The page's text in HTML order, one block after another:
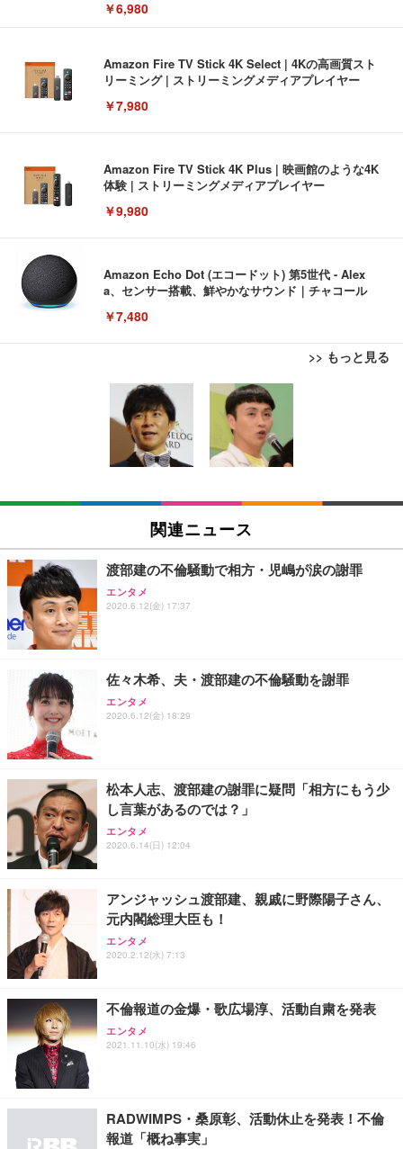
￥6,980
Amazon Fire TV Stick 4K Select | 4Kの高画質スト
リーミング | ストリーミングメディアプレイヤー
￥7,980
Amazon Fire TV Stick 4K Plus | 映画館のような4K
体験 | ストリーミングメディアプレイヤー
￥9,980
Amazon Echo Dot (エコードット) 第5世代 - Alex
a、センサー搭載、鮮やかなサウンド｜チャコール
￥7,480
>> もっと見る
[EdoErgo] オフィスチェア 椅子 テレワーク 疲れな
い 跳ね上げ式アームレスト コンパクト 約105度ロッ
キング pc 事務椅子 360度回転 座面昇降 強化ナイロ
ン樹脂ベース 通気性メッシュ 在宅ワーク H-WY01
(黒網+黒枠+黒足)
￥5,699
SIHOO B100 オフィスチェア／デスクチェア メッシ
ュチェア 人間工学 疲れない ブラック
￥27,999
Sezlife オフィスチェア デスクチェア 疲れない テレ
ョン PCチェア 通気性メッシュ ゲーミング/勉強/事
務用 おしゃれ パソコンチェア (ブラック)
Sezlife オフィスチェア デスクチェア 疲れない テレ
ワーク チェア 強化バックレスト 30度ロッキング機
務用 おしゃれ パソコンチェア (ホワイト)
ANDWINT オフィスチェア デスクチェア 肘なし メ
ッシュ 通気性 ランバーサポート付き 腰サポート ガ
ス圧無段階昇降 360度回転 キャスター付き コンパク
EIZO ビジネス向けプレミアムモニター | FlexScan
EV3240X-WT | 31.5型4K UHD・USB Type-C・ホワ
イト
￥105,595
EIZO ビジネス向けプレミアムモニター | FlexScan
￥109,572
【純正品】27"ゲーミングモニター DualSense 充電
【整備済み品】Dell E2724HS 27インチ 液晶モニタ
ー フルHD（1920×1080）VA 非光沢 HDMI/DisplayP
【MiniLED/24.5inch/280Hz/FHD】GRAPHT THE S
HOOTER Gaming Monitor 24” Essential ゲーミン
グモニター QD 24.5インチ 1ms FHD 量子ドット 残
Amazonベーシック ペットシーツ 薄型 レギュラー 1
回使い捨て 無香料 ホワイト 300枚
￥3,373
Amazonベーシック ペットシーツ 厚型 ワイド 42枚
x2袋(84枚) ホワイト(吸収面:ライトブルー)
￥3,234
ネオ・ルーライフ ネオ・オムツ L 中型犬用 26枚入
Smart Basic(スマートベーシック) 【Amazon.co.jp
限定】 Smart Basic アイリスオーヤマ ペットシーツ
アイリスオーヤマ ペットシーツ 超厚型 お徳用 レギ
ュラー 200枚入【Amazon.co.jp限定】
関連ニュース
渡部建の不倫騒動で相方・児嶋が涙の謝罪
エンタメ
2020.6.12(金) 17:37
佐々木希、夫・渡部建の不倫騒動を謝罪
エンタメ
2020.6.12(金) 18:29
松本人志、渡部建の謝罪に疑問「相方にもう少
し言葉があるのでは？」
エンタメ
2020.6.14(日) 12:04
アンジャッシュ渡部建、親戚に野際陽子さん、
元内閣総理大臣も！
エンタメ
2020.2.12(水) 7:13
不倫報道の金爆・歌広場淳、活動自粛を発表
エンタメ
2021.11.10(水) 19:46
RADWIMPS・桑原彰、活動休止を発表！不倫
報道「概ね事実」